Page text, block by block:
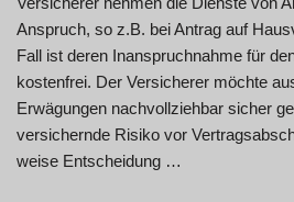
Anspruch, so z.B. bei Antrag auf
Fall ist deren Inanspruchnahme für
kostenfrei. Der Versicherer möchte
Erwägungen nachvollziehbar sicher
versichernde Risiko vor
weise Entscheidung …